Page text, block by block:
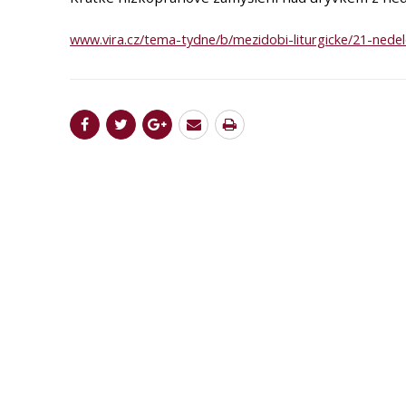
www.vira.cz/tema-tydne/b/mezidobi-liturgicke/21-